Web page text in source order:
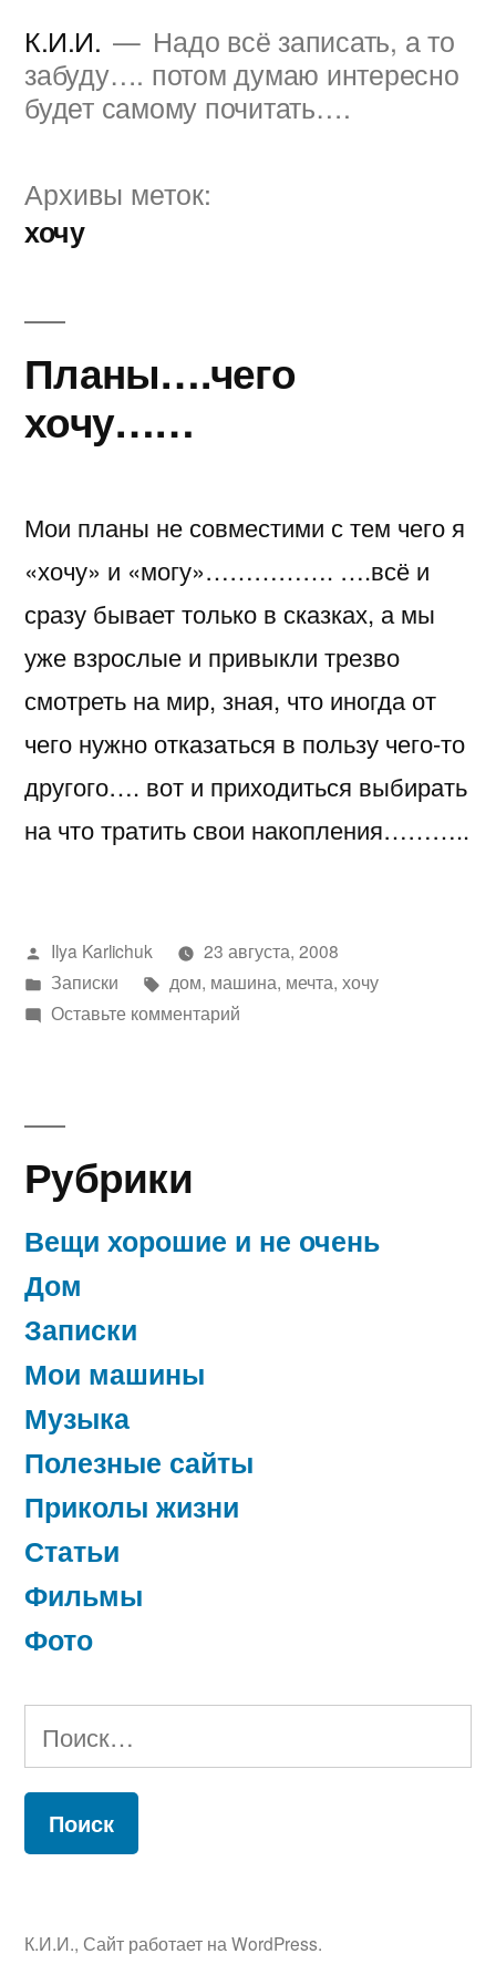
содержимому
К.И.И.
Надо всё записать, а то
забуду…. потом думаю интересно
будет самому почитать….
Архивы меток:
хочу
Планы….чего
хочу……
Мои планы не совместими с тем чего я
«хочу» и «могу»……………. ….всё и
сразу бывает только в сказках, а мы
уже взрослые и привыкли трезво
смотреть на мир, зная, что иногда от
чего нужно отказаться в пользу чего-то
другого…. вот и приходиться выбирать
на что тратить свои накопления………..
Написано
автором
Ilya Karlichuk
23 августа, 2008
Написано
в
Записки Метки:
дом, машина, мечта, хочу
Оставьте комментарийк
Рубрики
Вещи хорошие и не очень
Дом
Записки
Мои машины
Музыка
Полезные сайты
Приколы жизни
Статьи
Фильмы
Фото
Найти:
К.И.И., Сайт работает на WordPress.